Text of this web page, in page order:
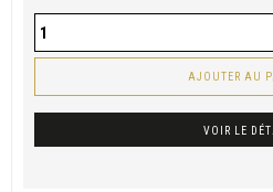
AJOUTER AU
VOIR LE